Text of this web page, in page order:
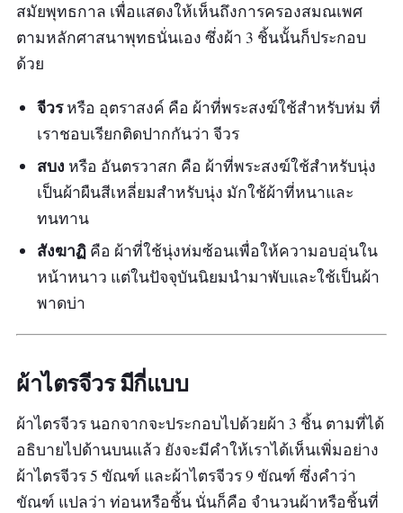
แพง ผ้าไตรสีสวย ซื้อร้านนี้หลายครั้งแล้ว มีคูปอง
ส่วนลดด้วย"
สมัยพุทธกาล เพื่อแสดงให้เห็นถึงการครองสมณเพศ
ตามหลักศาสนาพุทธนั่นเอง ซึ่งผ้า 3 ชิ้นนั้นก็ประกอบ
ด้วย
จีวรหรือ อุตราสงค์ คือ ผ้าที่พระสงฆ์ใช้สำหรับห่ม ที่
เราชอบเรียกติดปากกันว่า จีวร
สบง หรือ อันตรวาสก คือ ผ้าที่พระสงฆ์ใช้สำหรับนุ่ง
เป็นผ้าผืนสีเหลี่ยมสำหรับนุ่ง มักใช้ผ้าที่หนาและ
ทนทาน
สังฆาฏิคือ ผ้าที่ใช้นุ่งห่มซ้อนเพื่อให้ความอบอุ่นใน
หน้าหนาว แต่ในปัจจุบันนิยมนำมาพับและใช้เป็นผ้า
พาดบ่า
ผ้าไตรจีวร มีกี่แบบ
ผ้าไตรจีวร นอกจากจะประกอบไปด้วยผ้า 3 ชิ้น ตามที่ได้
อธิบายไปด้านบนแล้ว ยังจะมีคำให้เราได้เห็นเพิ่มอย่าง
ผ้าไตรจีวร 5 ขัณฑ์ และผ้าไตรจีวร 9 ขัณฑ์ ซึ่งคำว่า
ขัณฑ์ แปลว่า ท่อนหรือชิ้น นั่นก็คือ จำนวนผ้าหรือชิ้นที่